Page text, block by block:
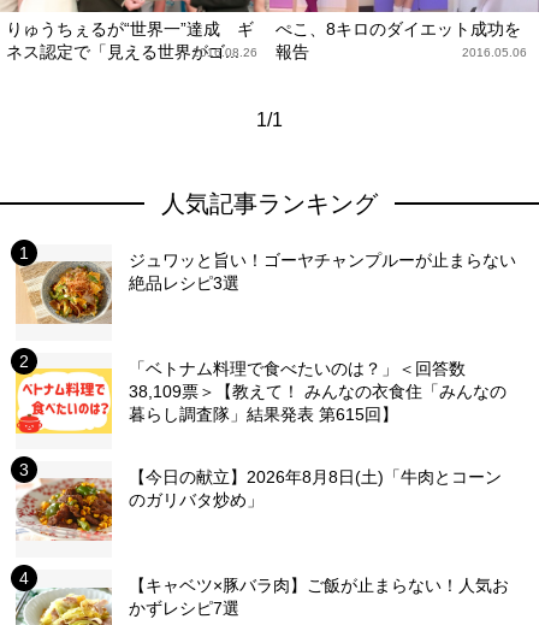
りゅうちぇるが“世界一”達成 ギ
ネス認定で「見える世界がゴ...
2016.08.26
ぺこ、8キロのダイエット成功を
報告
2016.05.06
1/1
人気記事ランキング
ジュワッと旨い！ゴーヤチャンプルーが止まらない
絶品レシピ3選
「ベトナム料理で食べたいのは？」＜回答数
38,109票＞【教えて！ みんなの衣食住「みんなの
暮らし調査隊」結果発表 第615回】
【今日の献立】2026年8月8日(土)「牛肉とコーン
のガリバタ炒め」
【キャベツ×豚バラ肉】ご飯が止まらない！人気お
かずレシピ7選